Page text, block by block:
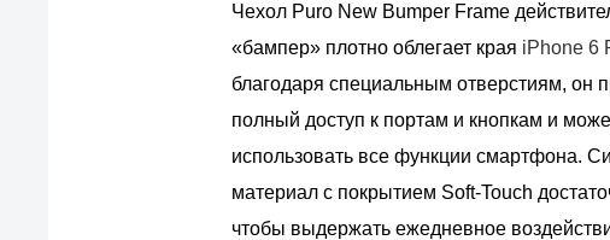
Чехол Puro New Bumper Frame
«бампер» плотно облегает края iPhone 6
благодаря специальным отверстиям, он
полный доступ к портам и кнопкам и
использовать все функции смартфона.
материал с покрытием Soft-Touch
чтобы выдержать ежедневное